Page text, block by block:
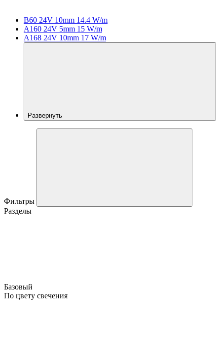
B60 24V 10mm 14.4 W/m
A160 24V 5mm 15 W/m
A168 24V 10mm 17 W/m
Развернуть
Фильтры
Разделы
Базовый
По цвету свечения